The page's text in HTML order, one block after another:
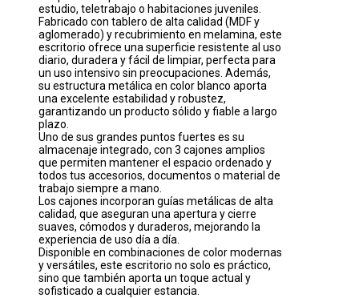
estudio, teletrabajo o habitaciones juveniles.
Fabricado con tablero de alta calidad (MDF y
aglomerado) y recubrimiento en melamina, este
escritorio ofrece una superficie resistente al uso
diario, duradera y fácil de limpiar, perfecta para
un uso intensivo sin preocupaciones. Además,
su estructura metálica en color blanco aporta
una excelente estabilidad y robustez,
garantizando un producto sólido y fiable a largo
plazo.
Uno de sus grandes puntos fuertes es su
almacenaje integrado, con 3 cajones amplios
que permiten mantener el espacio ordenado y
todos tus accesorios, documentos o material de
trabajo siempre a mano.
Los cajones incorporan guías metálicas de alta
calidad, que aseguran una apertura y cierre
suaves, cómodos y duraderos, mejorando la
experiencia de uso día a día.
Disponible en combinaciones de color modernas
y versátiles, este escritorio no solo es práctico,
sino que también aporta un toque actual y
sofisticado a cualquier estancia.